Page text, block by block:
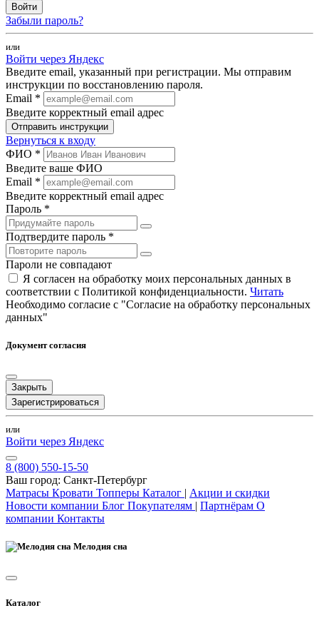
Войти
Забыли пароль?
или
Войти через Яндекс
Введите email, указанный при регистрации. Мы отправим
инструкции по восстановлению пароля.
Email *
Введите корректный email адрес
Отправить инструкции
Вернуться к входу
ФИО *
Введите ваше ФИО
Email *
Введите корректный email адрес
Пароль *
Подтвердите пароль *
Пароли не совпадают
Я согласен на обработку моих персональных данных в
соответствии с Политикой конфиденциальности. Читать
Необходимо согласие с "Согласие на обработку персональных
данных"
Документ согласия
Закрыть
Зарегистрироваться
или
Войти через Яндекс
8 (800) 550-15-50
Ваш город: Санкт-Петербург
Матрасы Кровати Топперы Каталог | Акции и скидки
Новости компании Блог Покупателям | Партнёрам О
компании Контакты
Мелодия сна
Каталог